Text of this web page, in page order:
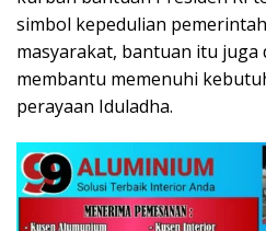
simbol kepedulian
masyarakat, bantuan itu juga
membantu memenuhi
perayaan Iduladha.